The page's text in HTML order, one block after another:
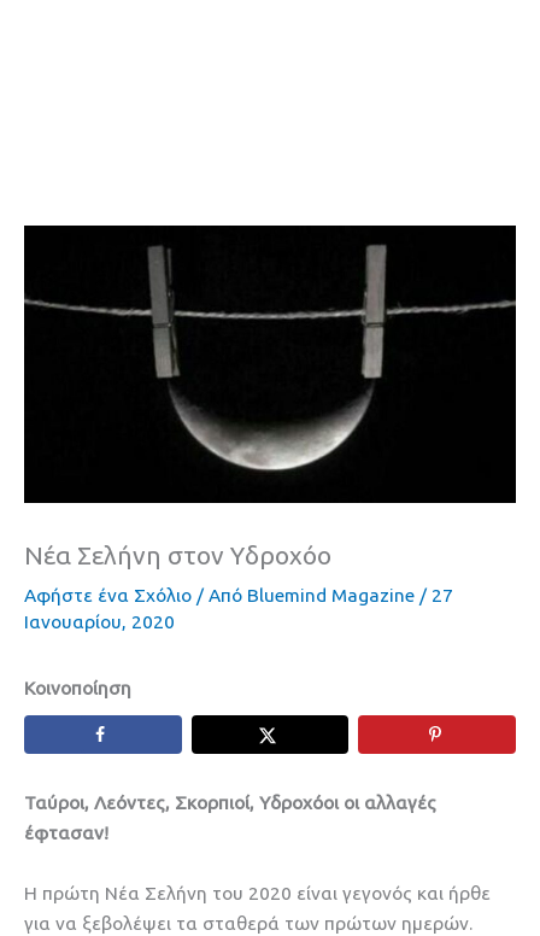
Νέα Σελήνη στον Υδροχόο
Αφήστε ένα Σχόλιο / Από Bluemind Magazine / 27
Ιανουαρίου, 2020
Κοινοποίηση
Ταύροι, Λεόντες, Σκορπιοί, Υδροχόοι οι αλλαγές
έφτασαν!
Η πρώτη Νέα Σελήνη του 2020 είναι γεγονός και ήρθε
για να ξεβολέψει τα σταθερά των πρώτων ημερών.